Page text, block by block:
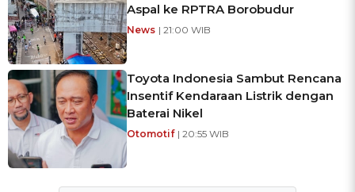
Aspal ke RPTRA Borobudur
News | 21:00 WIB
Toyota Indonesia Sambut Rencana
Insentif Kendaraan Listrik dengan
Baterai Nikel
Otomotif | 20:55 WIB